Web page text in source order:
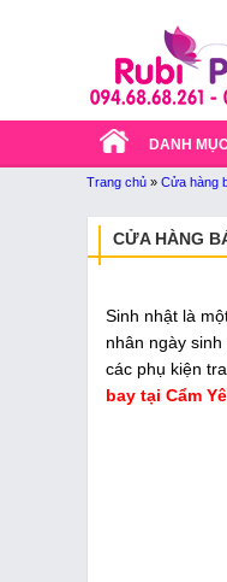
DANH
Trang chủ » Cửa hàng
CỬA HÀNG
Sinh nhật là
nhân ngày
các phụ kiện
bay tại Cẩm